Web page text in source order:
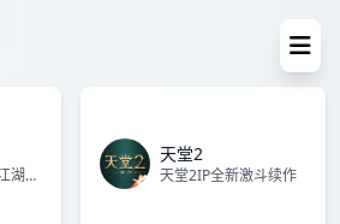
重温经典，感受江湖情怀
天堂2
天堂2IP全新激斗续作